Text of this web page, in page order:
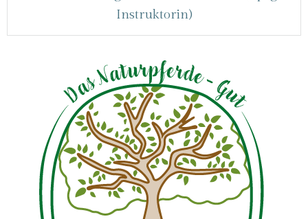
Instruktorin)